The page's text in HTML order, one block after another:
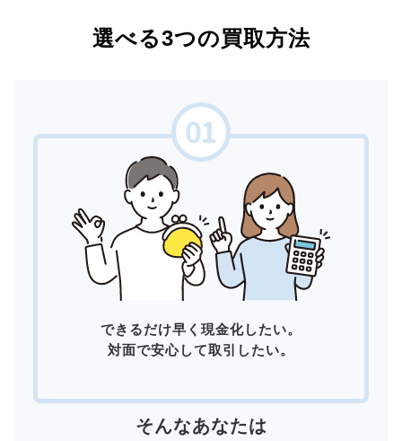
選べる3つの買取方法
できるだけ早く現金化したい。
対面で安心して取引したい。
そんなあなたは